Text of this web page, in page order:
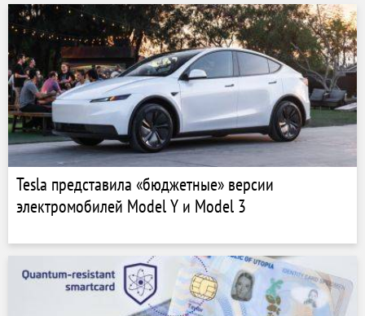
Tesla представила «бюджетные» версии
электромобилей Model Y и Model 3